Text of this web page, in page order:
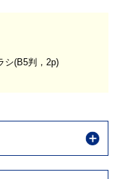
シ(B5判，2p)